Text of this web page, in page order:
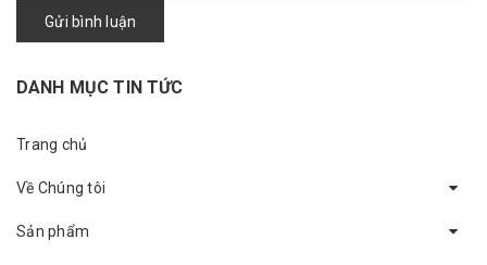
Gửi bình luận
DANH MỤC TIN TỨC
Trang chủ
Về Chúng tôi
Sản phẩm